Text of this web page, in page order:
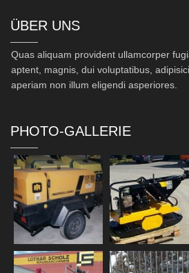
ÜBER UNS
Quas aliquam provident ullamcorper
aptent, magnis, dui voluptatibus,
aperiam non illum eligendi asperiores.
PHOTO-GALLERIE